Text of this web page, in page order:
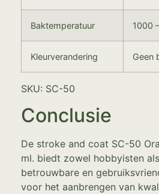
Baktemperatuur 1000
Kleurverandering Geen
SKU: SC-50
Conclusie
De stroke and coat SC-50
ml. biedt zowel hobbyisten
betrouwbare en
voor het aanbrengen van